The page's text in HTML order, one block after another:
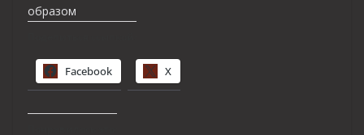
образом
Facebook X